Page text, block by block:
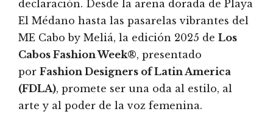
declaración. Desde la arena dorada de Playa
El Médano hasta las pasarelas vibrantes del
ME Cabo by Meliá, la edición 2025 de Los
Cabos Fashion Week®️, presentado
por Fashion Designers of Latin America
(FDLA), promete ser una oda al estilo, al
arte y al poder de la voz femenina.